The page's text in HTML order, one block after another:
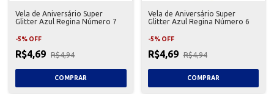
Vela de Aniversário Super
Glitter Azul Regina Número 7
-5% OFF
R$4,69 R$4,94
Vela de Aniversário Super
Glitter Azul Regina Número 6
-5% OFF
R$4,69 R$4,94